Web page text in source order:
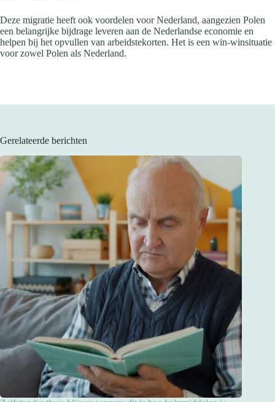
Deze migratie heeft ook voordelen voor Nederland, aangezien Polen
een belangrijke bijdrage leveren aan de Nederlandse economie en
helpen bij het opvullen van arbeidstekorten. Het is een win-winsituatie
voor zowel Polen als Nederland.
Gerelateerde berichten